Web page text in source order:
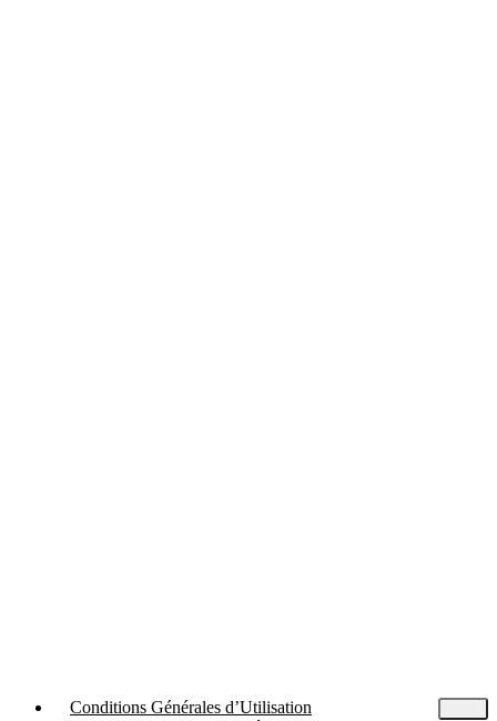
Conditions Générales d’Utilisation